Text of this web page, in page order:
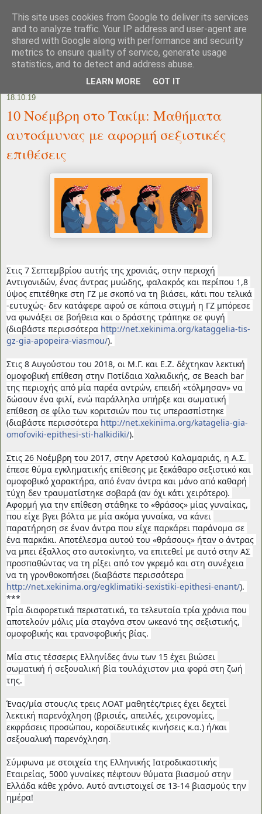
18.10.19
10 Νοέμβρη στο Τακίμ: Μαθήματα
αυτοάμυνας με αφορμή σεξιστικές
επιθέσεις
Στις 7 Σεπτεμβρίου αυτής της χρονιάς, στην περιοχή
Αντιγονιδών, ένας άντρας μυώδης, φαλακρός και περίπου 1,8
ύψος επιτέθηκε στη ΓΖ με σκοπό να τη βιάσει, κάτι που τελικά
-ευτυχώς- δεν κατάφερε αφού σε κάποια στιγμή η ΓΖ μπόρεσε
να φωνάξει σε βοήθεια και ο δράστης τράπηκε σε φυγή
(διαβάστε περισσότερα http://net.xekinima.org/kataggelia-tis-
gz-gia-apopeira-viasmou/).
Στις 8 Αυγούστου του 2018, οι Μ.Γ. και Ε.Ζ. δέχτηκαν λεκτική
ομοφοβική επίθεση στην Ποτίδαια Χαλκιδικής, σε Beach bar
της περιοχής από μία παρέα αντρών, επειδή «τόλμησαν» να
δώσουν ένα φιλί, ενώ παράλληλα υπήρξε και σωματική
επίθεση σε φίλο των κοριτσιών που τις υπερασπίστηκε
(διαβάστε περισσότερα http://net.xekinima.org/katagelia-gia-
omofoviki-epithesi-sti-halkidiki/).
Στις 26 Νοέμβρη του 2017, στην Αρετσού Καλαμαριάς, η Α.Σ.
έπεσε θύμα εγκληματικής επίθεσης με ξεκάθαρο σεξιστικό και
ομοφοβικό χαρακτήρα, από έναν άντρα και μόνο από καθαρή
τύχη δεν τραυματίστηκε σοβαρά (αν όχι κάτι χειρότερο).
Αφορμή για την επίθεση στάθηκε το «θράσος» μίας γυναίκας,
που είχε βγει βόλτα με μία ακόμα γυναίκα, να κάνει
παρατήρηση σε έναν άντρα που είχε παρκάρει παράνομα σε
ένα παρκάκι. Αποτέλεσμα αυτού του «θράσους» ήταν ο άντρας
να μπει έξαλλος στο αυτοκίνητο, να επιτεθεί με αυτό στην ΑΣ
προσπαθώντας να τη ρίξει από τον γκρεμό και στη συνέχεια
http://net.xekinima.org/egklimatiki-sexistiki-epithesi-enant/).
***
Τρία διαφορετικά περιστατικά, τα τελευταία τρία χρόνια που
αποτελούν μόλις μία σταγόνα στον ωκεανό της σεξιστικής,
ομοφοβικής και τρανσφοβικής βίας.
Μία στις τέσσερις Ελληνίδες άνω των 15 έχει βιώσει
σωματική ή σεξουαλική βία τουλάχιστον μια φορά στη ζωή
της.
Ένας/μία στους/ις τρεις ΛΟΑΤ μαθητές/τριες έχει δεχτεί
λεκτική παρενόχληση (βρισιές, απειλές, χειρονομίες,
εκφράσεις προσώπου, κοροϊδευτικές κινήσεις κ.α.) ή/και
σεξουαλική παρενόχληση.
Σύμφωνα με στοιχεία της Ελληνικής Ιατροδικαστικής
Εταιρείας, 5000 γυναίκες πέφτουν θύματα βιασμού στην
Ελλάδα κάθε χρόνο. Αυτό αντιστοιχεί σε 13-14 βιασμούς την
ημέρα!
This site uses cookies from Google to deliver its services
and to analyze traffic. Your IP address and user-agent are
shared with Google along with performance and security
metrics to ensure quality of service, generate usage
statistics, and to detect and address abuse.
LEARN MORE GOT IT